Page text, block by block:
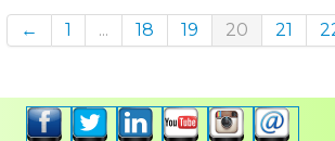
← 1 ... 18 19 20 21